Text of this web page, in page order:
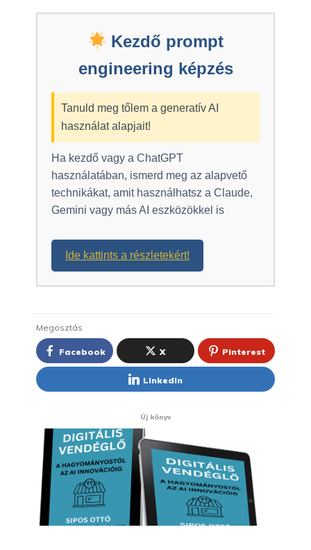
Kezdő prompt
engineering képzés
Tanuld meg tőlem a generatív AI
használat alapjait!
Ha kezdő vagy a ChatGPT
használatában, ismerd meg az alapvető
technikákat, amit használhatsz a Claude,
Gemini vagy más AI eszközökkel is
Ide kattints a részletekért!
Megosztás
Facebook X Pinterest
LinkedIn
Új könyv